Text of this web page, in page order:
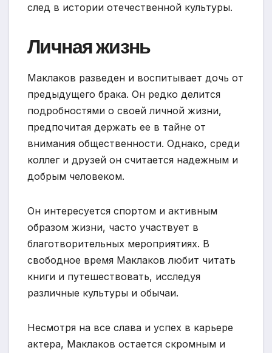
след в истории отечественной культуры.
Личная жизнь
Маклаков разведен и воспитывает дочь от
предыдущего брака. Он редко делится
подробностями о своей личной жизни,
предпочитая держать ее в тайне от
внимания общественности. Однако, среди
коллег и друзей он считается надежным и
добрым человеком.
Он интересуется спортом и активным
образом жизни, часто участвует в
благотворительных мероприятиях. В
свободное время Маклаков любит читать
книги и путешествовать, исследуя
различные культуры и обычаи.
Несмотря на все слава и успех в карьере
актера, Маклаков остается скромным и